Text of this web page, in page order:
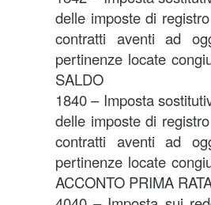
delle imposte di
contratti aventi ad
pertinenze locate
SALDO
1840 – Imposta
delle imposte di
contratti aventi ad
pertinenze locate
ACCONTO PRIMA